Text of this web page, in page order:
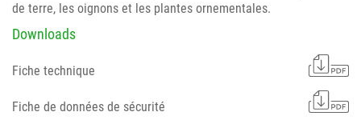
de terre, les oignons et les plantes ornementales.
Downloads
Fiche technique
Fiche de données de sécurité